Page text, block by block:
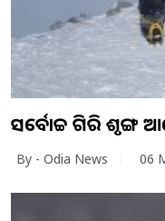
ସର୍ବୋଚ୍ଚ ଗିରି ଶୃଙ୍ଗ
By - Odia News 06